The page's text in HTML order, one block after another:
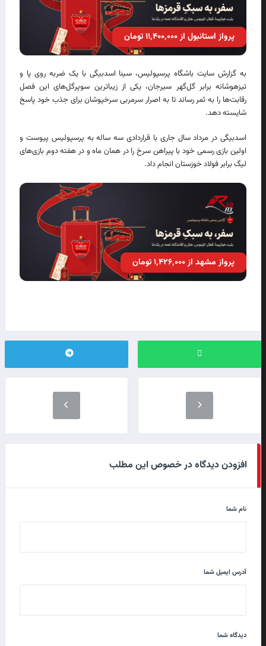
پرواز استانبول از ۱۱٬۴۰۰٬۰۰۰ تومان
به گزارش سایت باشگاه پرسپولیس، سینا اسدبیگی با یک ضربه روی پا و
تیزهوشانه برابر گل‌گهر سیرجان، یکی از زیباترین سوپرگل‌های این فصل
رقابت‌ها را به ثمر رساند تا به اصرار سرمربی سرخپوشان برای جذب خود پاسخ
شایسته دهد.
اسدبیگی در مرداد سال جاری با قراردادی سه ساله به پرسپولیس پیوست و
اولین بازی رسمی خود با پیراهن سرخ را در همان ماه و در هفته دوم بازی‌های
لیگ برابر فولاد خوزستان انجام داد.
پرواز مشهد از ۱٬۴۲۶٬۰۰۰ تومان
افزودن دیدگاه در خصوص این مطلب
نام شما
آدرس ایمیل شما
دیدگاه شما